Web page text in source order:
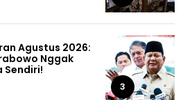
Agustus 2026:
Nggak
Sendiri!
3